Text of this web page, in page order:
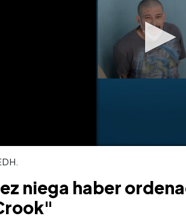
niega haber